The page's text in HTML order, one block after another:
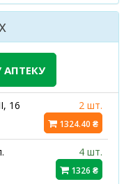
16
2 шт.
1324.40 ₴
4 шт.
1326 ₴